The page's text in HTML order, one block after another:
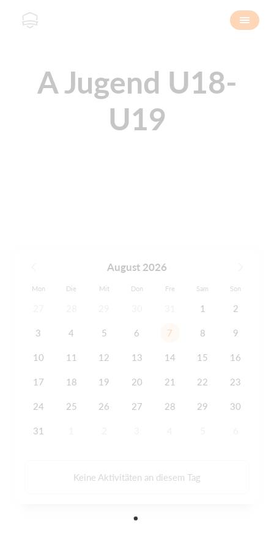
A Jugend U18-
U19
August 2026
Mon Die Mit Don Fre Sam Son
1 2
3 4 5 6 7 8 9
10 11 12 13 14 15 16
17 18 19 20 21 22 23
24 25 26 27 28 29 30
31
Keine Aktivitäten an diesem Tag